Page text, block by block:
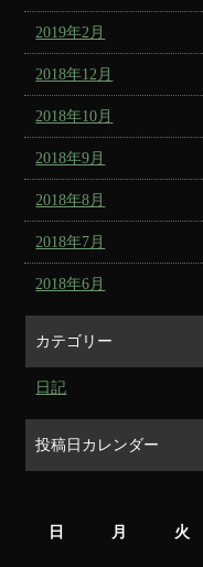
2019年2月
2018年12月
2018年10月
2018年9月
2018年8月
2018年7月
2018年6月
カテゴリー
日記
投稿日カレンダー
日 月 火